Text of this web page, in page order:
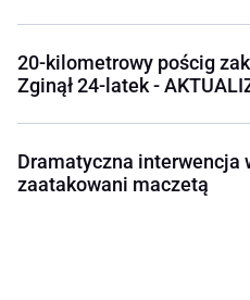
20-kilometrowy pościg
Zginął 24-latek -
Dramatyczna interwencja
zaatakowani maczetą